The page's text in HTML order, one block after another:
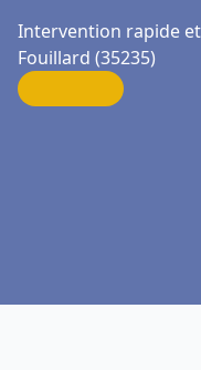
Intervention rapide
Fouillard (35235)